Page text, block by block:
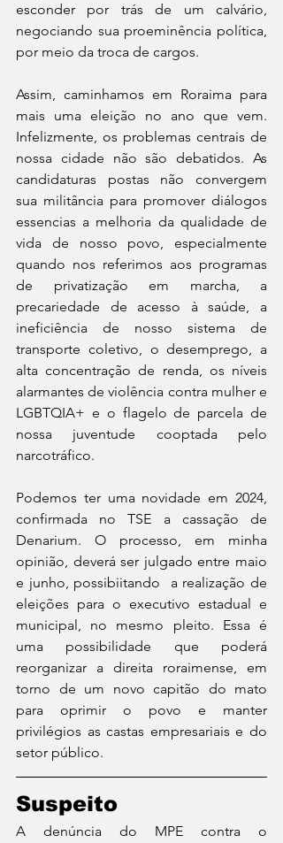
esconder por trás de um calvário,
negociando sua proeminência política,
por meio da troca de cargos.
Assim, caminhamos em Roraima para
mais uma eleição no ano que vem.
Infelizmente, os problemas centrais de
nossa cidade não são debatidos. As
candidaturas postas não convergem
sua militância para promover diálogos
essencias a melhoria da qualidade de
vida de nosso povo, especialmente
quando nos referimos aos programas
de privatização em marcha, a
precariedade de acesso à saúde, a
ineficiência de nosso sistema de
transporte coletivo, o desemprego, a
alta concentração de renda, os níveis
alarmantes de violência contra mulher e
LGBTQIA+ e o flagelo de parcela de
nossa juventude cooptada pelo
narcotráfico.
Podemos ter uma novidade em 2024,
confirmada no TSE a cassação de
Denarium. O processo, em minha
opinião, deverá ser julgado entre maio
e junho, possibiitando  a realização de
eleições para o executivo estadual e
municipal, no mesmo pleito. Essa é
uma possibilidade que poderá
reorganizar a direita roraimense, em
torno de um novo capitão do mato
para oprimir o povo e manter
privilégios as castas empresariais e do
setor público.
Suspeito
A denúncia do MPE contra o